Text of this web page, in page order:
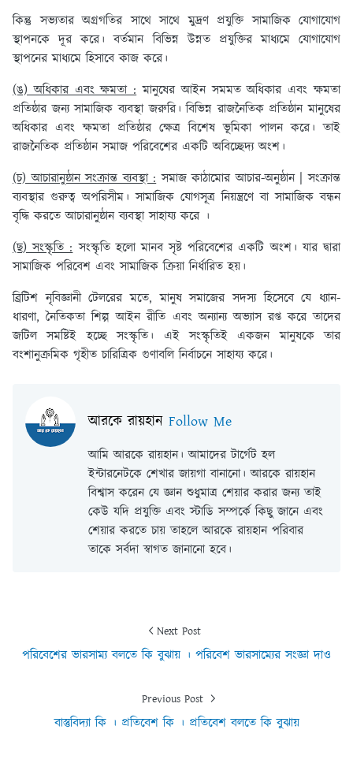
কিন্তু সভ্যতার অগ্রগতির সাথে সাথে মুদ্রণ প্রযুক্তি সামাজিক যোগাযোগ
স্থাপনকে দূর করে। বর্তমান বিভিন্ন উন্নত প্রযুক্তির মাধ্যমে যোগাযোগ
স্থাপনের মাধ্যমে হিসাবে কাজ করে।
(ঙ) অধিকার এবং ক্ষমতা :মানুষের আইন সমমত অধিকার এবং ক্ষমতা
প্রতিষ্ঠার জন্য সামাজিক ব্যবস্থা জরুরি। বিভিন্ন রাজনৈতিক প্রতিষ্ঠান মানুষের
অধিকার এবং ক্ষমতা প্রতিষ্ঠার ক্ষেত্র বিশেষ ভূমিকা পালন করে। তাই
রাজনৈতিক প্রতিষ্ঠান সমাজ পরিবেশের একটি অবিচ্ছেদ্য অংশ।
(চ) আচারানুষ্ঠান সংক্রান্ত ব্যবস্থা :সমাজ কাঠামোর আচার-অনুষ্ঠান | সংক্রান্ত
ব্যবস্থার গুরুত্ব অপরিসীম। সামাজিক যোগসূত্র নিয়ন্ত্রণে বা সামাজিক বন্ধন
বৃদ্ধি করতে আচারানুষ্ঠান ব্যবস্থা সাহায্য করে ।
(ছ) সংস্কৃতি :সংস্কৃতি হলো মানব সৃষ্ট পরিবেশের একটি অংশ। যার দ্বারা
সামাজিক পরিবেশ এবং সামাজিক ক্রিয়া নির্ধারিত হয়।
ব্রিটিশ নৃবিজ্ঞানী টেলরের মতে, মানুষ সমাজের সদস্য হিসেবে যে ধ্যান-
ধারণা, নৈতিকতা শিল্প আইন রীতি এবং অন্যান্য অভ্যাস রপ্ত করে তাদের
জটিল সমষ্টিই হচ্ছে সংস্কৃতি। এই সংস্কৃতিই একজন মানুষকে তার
বংশানুক্রমিক গৃহীত চারিত্রিক গুণাবলি নির্বাচনে সাহায্য করে।
আরকে রায়হান Follow Me
আমি আরকে রায়হান। আমাদের টার্গেট হল
ইন্টারনেটকে শেখার জায়গা বানানো। আরকে রায়হান
বিশ্বাস করেন যে জ্ঞান শুধুমাত্র শেয়ার করার জন্য তাই
কেউ যদি প্রযুক্তি এবং স্টাডি সম্পর্কে কিছু জানে এবং
শেয়ার করতে চায় তাহলে আরকে রায়হান পরিবার
তাকে সর্বদা স্বাগত জানানো হবে।
Next Post
পরিবেশের ভারসাম্য বলতে কি বুঝায় । পরিবেশ ভারসাম্যের সংজ্ঞা দাও
Previous Post
বাস্তুবিদ্যা কি । প্রতিবেশ কি । প্রতিবেশ বলতে কি বুঝায়